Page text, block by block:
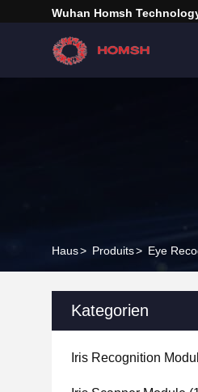
Wuhan Homsh
Haus> Produits> Eye
Kategorien
Iris Recognition